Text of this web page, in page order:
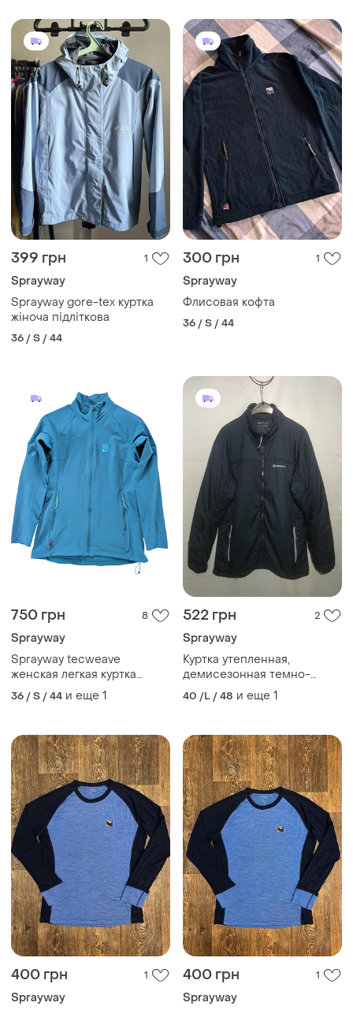
399 грн 1
Sprayway
Sprayway gore-tex куртка
жіноча підліткова
36 / S / 44
300 грн 1
Sprayway
Флисовая кофта
36 / S / 44
750 грн 8
Sprayway
Sprayway tecweave
женская легкая куртка
ветрозащитная
треккинговая
36 / S / 44 и еще 1
522 грн 2
Sprayway
Куртка утепленная,
демисезонная темно-
синего цвета, воротник
стойка, бренд sprayway,
40 /L / 48 и еще 1
400 грн 1
Sprayway
400 грн 1
Sprayway